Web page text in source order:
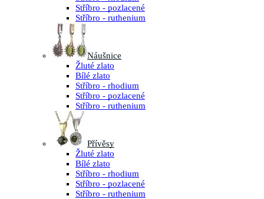
Stříbro - pozlacené
Stříbro - ruthenium
Náušnice
Žluté zlato
Bílé zlato
Stříbro - rhodium
Stříbro - pozlacené
Stříbro - ruthenium
Přívěsy
Žluté zlato
Bílé zlato
Stříbro - rhodium
Stříbro - pozlacené
Stříbro - ruthenium